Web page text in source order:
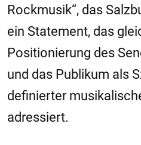
Rockmusik“, das
ein Statement, das
Positionierung des
und das Publikum als
definierter
adressiert.